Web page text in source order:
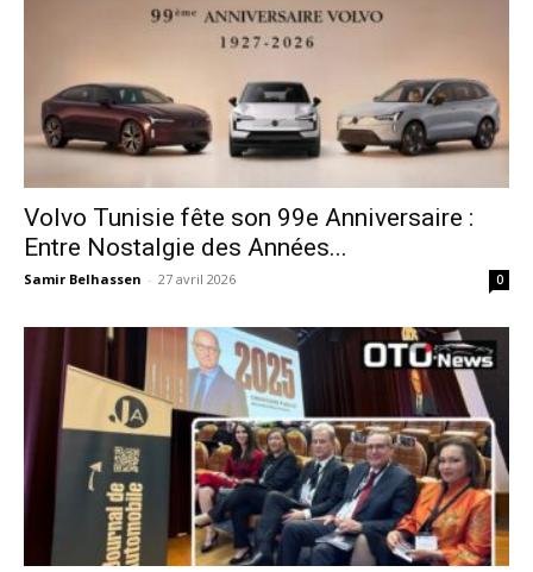
Volvo Tunisie fête son 99e Anniversaire :
Entre Nostalgie des Années...
Samir Belhassen - 27 avril 2026 0